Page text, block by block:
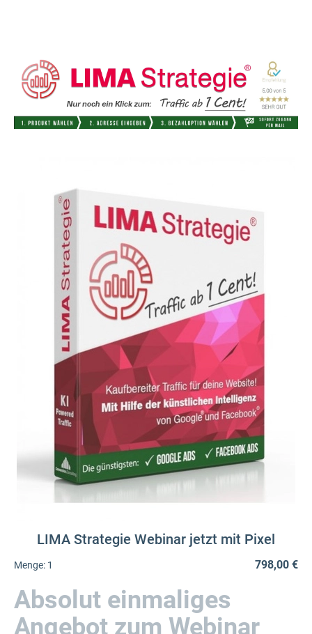
LIMA Strategie Webinar jetzt mit Pixel
Menge: 1 798,00 €
Absolut einmaliges
Angebot zum Webinar